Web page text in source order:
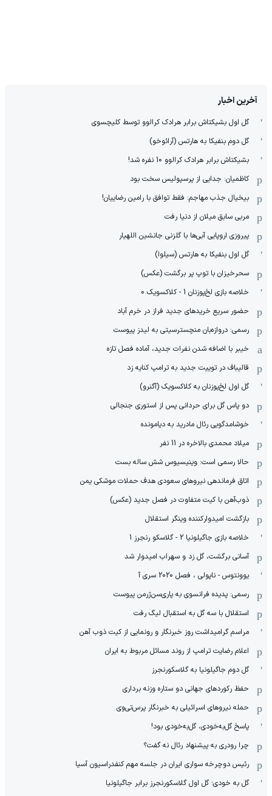
آخرین اخبار
گل اول بشیکتاش برابر هرادک کرالوو توسط کلیچسوی
گل دوم بنفیکا به هارتس (آرائوخو)
بشیکتاش برابر هرادک کرالوو 10 نفره شد!
کاظمیان: جدایی از پرسپولیس سخت بود
بیخیال جذب مهاجم: فقط توافق با رامین رضاییان!
مربی سابق میلان از دنیا رفت
پیروزی اروپایی آبی‌ها با گلزنی جانشین اللهیار
گل اول بنفیکا به هارتس (سیلوا)
سحرخیزان با توپ پر برگشت (عکس)
خلاصه بازی لخ‌پوزنان 1 - کلاکسویک 0
حضور سریع خریدهای جدید فراز در خرم آباد
رسمی: دروازه‌بان منچسترسیتی به لیدز پیوست
خیبر با اضافه شدن نفرات جدید، آماده فصل تازه
قالیباف در توییت جدید به ترامپ کنایه زد
گل اول لخ‌پوزنان به کلاکسویک (آگنرو)
دو پاس گل برای حردانی پس از استوری جنجالی
خوشامدگویی رئال مادرید به دیامونده
میلاد محمدی بالاخره در 11 نفر
حالا رسمی است: وینیسیوس شش ساله بست
اتاق فرماندهی نیروهای سعودی هدف حملات موشکی یمن
ذوب‌آهن با کیت متفاوت در فصل جدید (عکس)
بازگشت امیدوارکننده وینگر استقلال
خلاصه بازی جاگیلونیا 2 - گلاسکو رنجرز 1
آسانی برگشت، گل زد و سهراب امیدوار شد
یوونتوس - ناپولی ، فصل 2020 سری آ
رسمی: پدیده فرانسوی به پاری‌سن‌ژرمن پیوست
استقلال با سه گل به استقبال لیگ رفت
مراسم گرامیداشت روز خبرنگار و رونمایی از کیت ذوب آهن
اعلام رضایت ترامپ از روند مسائل مربوط به ایران
گل دوم جاگیلونیا به گلاسکورنجرز
حفظ رکوردهای جهانی دو ستاره وزنه برداری
حمله نیروهای اسرائیلی به خبرنگار پرس‌تی‌وی
پاسخ گل‌به‌خودی، گل‌به‌خودی بود!
چرا رودری به پیشنهاد رئال نه گفت؟
رئیس دوچرخه سواری ایران در جلسه مهم کنفدراسیون آسیا
گل به خودی؛ گل اول گلاسکورنجرز برابر جاگیلونیا